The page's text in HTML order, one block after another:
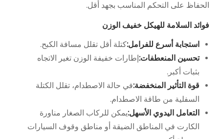
الحفاظ على التحكم المناسب بجهد أقل.
فوائد السلامة للهيكل خفيف الوزن
استجابة أسرع للفرامل:كتلة أقل تقلل مسافة الكبح.
تحسين المنعطفات:إطارات خفيفة الوزن تغير الاتجاه
بثبات أكبر.
قوة التأثير المنخفضة:في حالة الاصطدام، تقلل الكتلة
السفلية من طاقة الاصطدام.
التعامل اليدوي الأسهل:يمكن للركاب الصغار مناورة
الكارت في المناطق الضيقة أو مناطق وقوف السيارات